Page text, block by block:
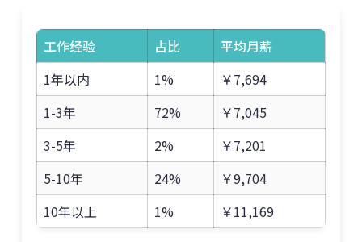
工作经验 占比
平均月薪
1年以内
1%
￥7,694
1-3年
72%
￥7,045
3-5年
2%
￥7,201
5-10年
24%
￥9,704
10年以上
1% ￥11,169